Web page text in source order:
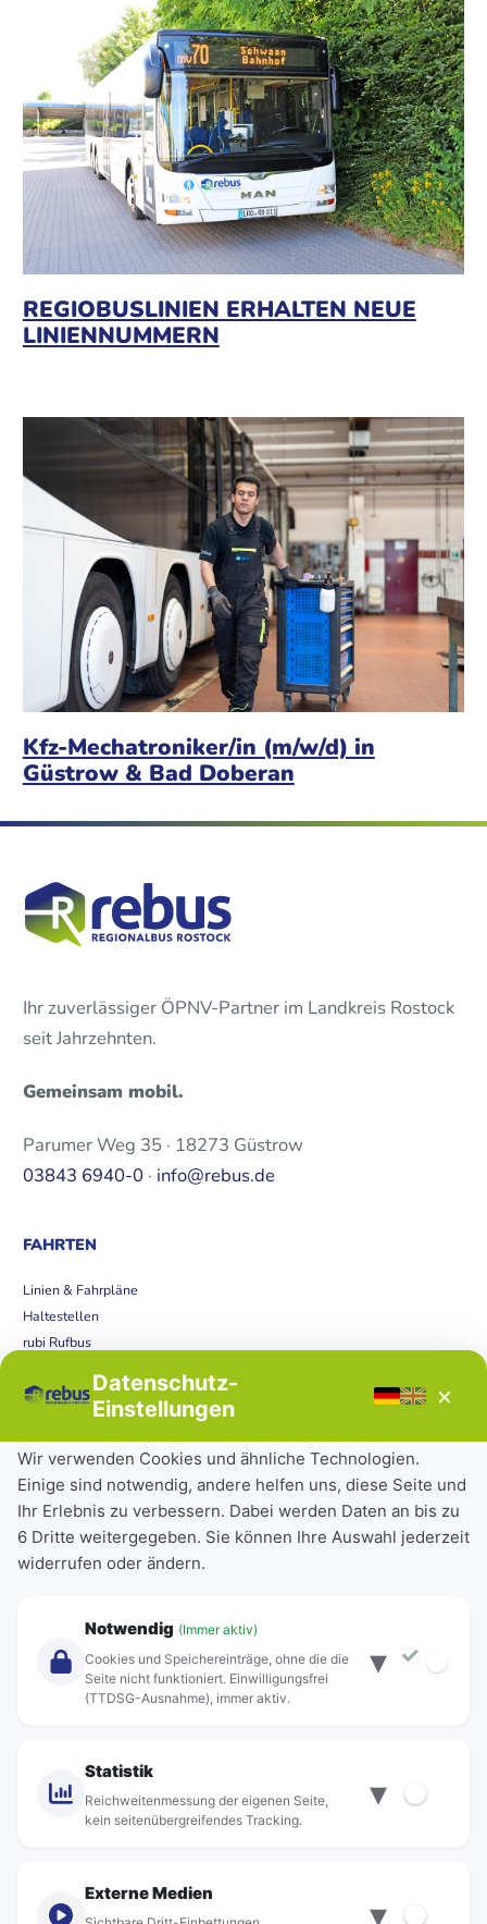
REGIOBUSLINIEN ERHALTEN NEUE
LINIENNUMMERN
Kfz-Mechatroniker/in (m/w/d) in
Güstrow & Bad Doberan
Ihr zuverlässiger ÖPNV-Partner im Landkreis Rostock
seit Jahrzehnten.
Gemeinsam mobil.
Parumer Weg 35 · 18273 Güstrow
03843 6940-0 · info@rebus.de
FAHRTEN
Linien & Fahrpläne
Haltestellen
rubi Rufbus
Störungen
Tickets & Tarife
Deutschlandticket
Schülerkarte
Einzeltickets
Abonnements
Über Rebus
Standorte
Datenschutz-
Einstellungen
×
Wir verwenden Cookies und ähnliche Technologien.
Einige sind notwendig, andere helfen uns, diese Seite und
Ihr Erlebnis zu verbessern. Dabei werden Daten an bis zu
6 Dritte weitergegeben. Sie können Ihre Auswahl jederzeit
widerrufen oder ändern.
Notwendig (Immer aktiv)
Cookies und Speichereinträge, ohne die die
Seite nicht funktioniert. Einwilligungsfrei
(TTDSG-Ausnahme), immer aktiv.
▾
Statistik
Reichweitenmessung der eigenen Seite,
kein seitenübergreifendes Tracking.
▾
Externe Medien
▾